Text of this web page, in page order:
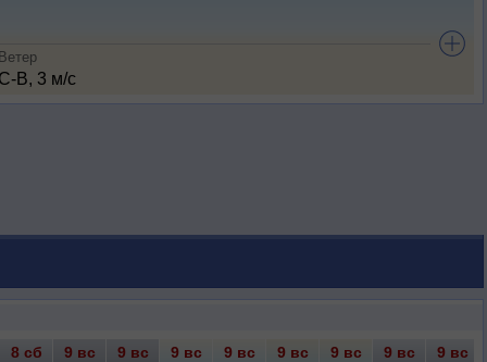
В, 3 м/с
8 сб 9 вс 9 вс 9 вс 9 вс 9 вс 9 вс 9 вс 9 вс